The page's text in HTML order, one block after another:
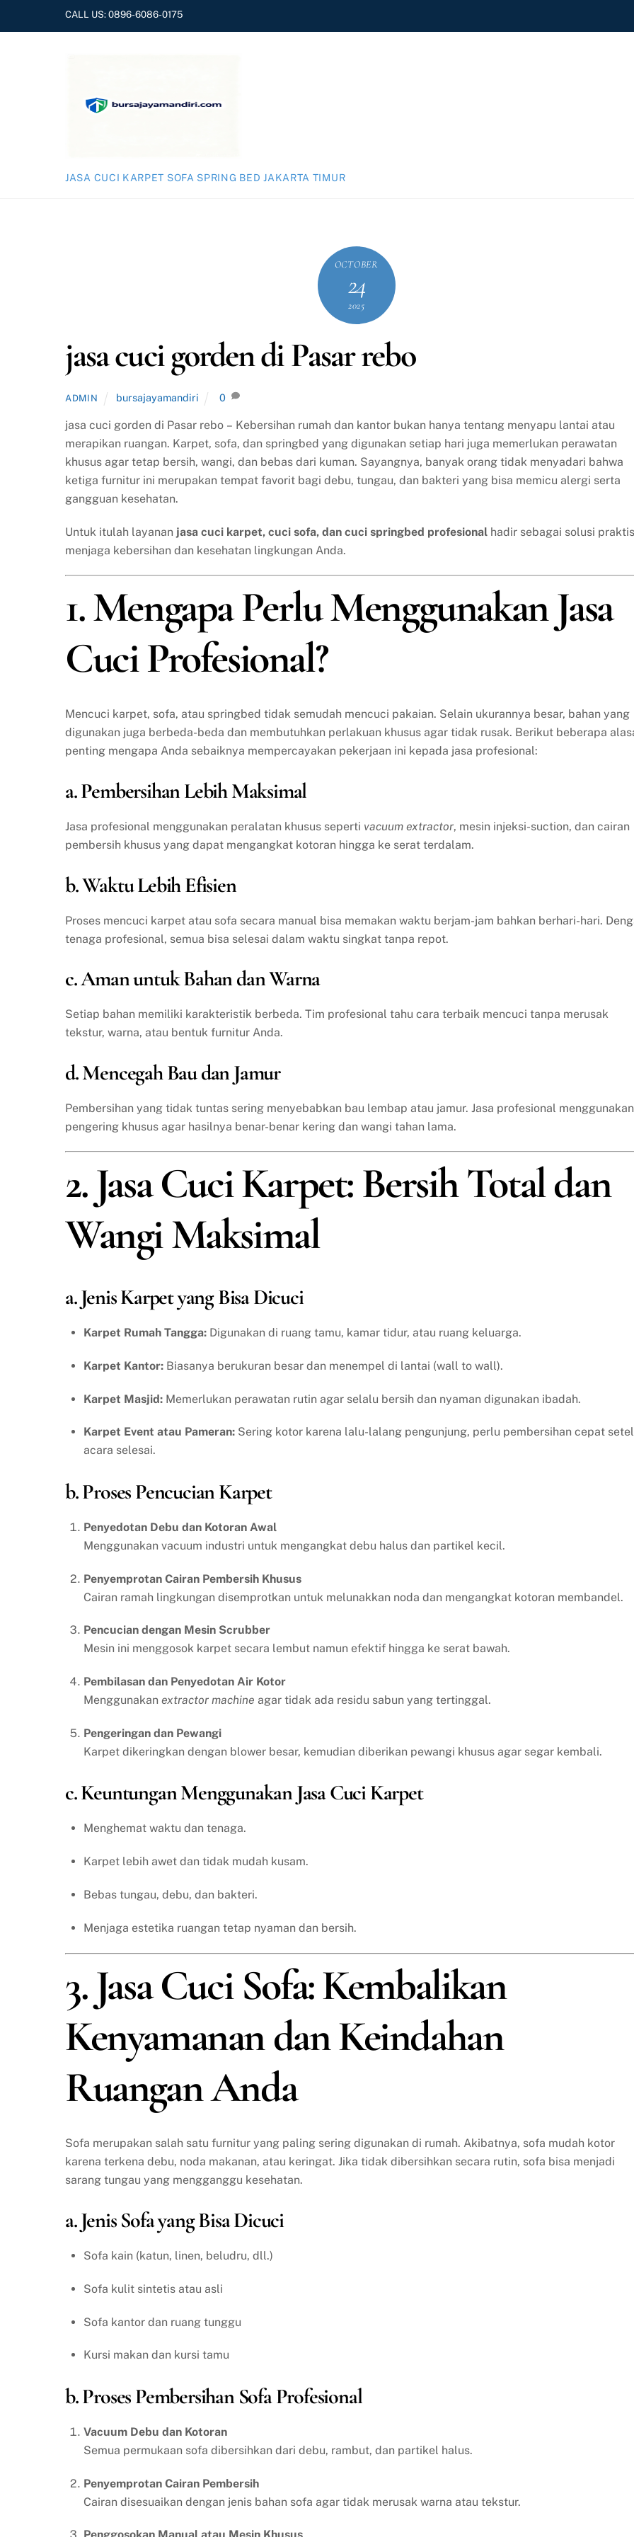
CALL US:0896-6086-0175
JASA CUCI KARPET SOFA SPRING BED JAKARTA TIMUR
OCTOBER
24
2025
jasa cuci gorden di Pasar rebo
ADMIN bursajayamandiri 0
jasa cuci gorden di Pasar rebo – Kebersihan rumah dan kantor bukan hanya tentang menyapu lantai atau
merapikan ruangan. Karpet, sofa, dan springbed yang digunakan setiap hari juga memerlukan perawatan
khusus agar tetap bersih, wangi, dan bebas dari kuman. Sayangnya, banyak orang tidak menyadari bahwa
ketiga furnitur ini merupakan tempat favorit bagi debu, tungau, dan bakteri yang bisa memicu alergi serta
gangguan kesehatan.
Untuk itulah layanan jasa cuci karpet, cuci sofa, dan cuci springbed profesional hadir sebagai solusi praktis
menjaga kebersihan dan kesehatan lingkungan Anda.
1. Mengapa Perlu Menggunakan Jasa
Cuci Profesional?
Mencuci karpet, sofa, atau springbed tidak semudah mencuci pakaian. Selain ukurannya besar, bahan yang
digunakan juga berbeda-beda dan membutuhkan perlakuan khusus agar tidak rusak. Berikut beberapa
penting mengapa Anda sebaiknya mempercayakan pekerjaan ini kepada jasa profesional:
a. Pembersihan Lebih Maksimal
Jasa profesional menggunakan peralatan khusus seperti vacuum extractor, mesin injeksi-suction, dan cairan
pembersih khusus yang dapat mengangkat kotoran hingga ke serat terdalam.
b. Waktu Lebih Efisien
Proses mencuci karpet atau sofa secara manual bisa memakan waktu berjam-jam bahkan berhari-hari.
tenaga profesional, semua bisa selesai dalam waktu singkat tanpa repot.
c. Aman untuk Bahan dan Warna
Setiap bahan memiliki karakteristik berbeda. Tim profesional tahu cara terbaik mencuci tanpa merusak
tekstur, warna, atau bentuk furnitur Anda.
d. Mencegah Bau dan Jamur
Pembersihan yang tidak tuntas sering menyebabkan bau lembap atau jamur. Jasa profesional menggunakan
pengering khusus agar hasilnya benar-benar kering dan wangi tahan lama.
2. Jasa Cuci Karpet: Bersih Total dan
Wangi Maksimal
a. Jenis Karpet yang Bisa Dicuci
Karpet Rumah Tangga:Digunakan di ruang tamu, kamar tidur, atau ruang keluarga.
Karpet Kantor:Biasanya berukuran besar dan menempel di lantai (wall to wall).
Karpet Masjid:Memerlukan perawatan rutin agar selalu bersih dan nyaman digunakan ibadah.
Karpet Event atau Pameran:Sering kotor karena lalu-lalang pengunjung, perlu pembersihan cepat
acara selesai.
b. Proses Pencucian Karpet
Penyedotan Debu dan Kotoran Awal
Menggunakan vacuum industri untuk mengangkat debu halus dan partikel kecil.
Penyemprotan Cairan Pembersih Khusus
Cairan ramah lingkungan disemprotkan untuk melunakkan noda dan mengangkat kotoran membandel.
Pencucian dengan Mesin Scrubber
Mesin ini menggosok karpet secara lembut namun efektif hingga ke serat bawah.
Pembilasan dan Penyedotan Air Kotor
Menggunakan extractor machine agar tidak ada residu sabun yang tertinggal.
Pengeringan dan Pewangi
Karpet dikeringkan dengan blower besar, kemudian diberikan pewangi khusus agar segar kembali.
c. Keuntungan Menggunakan Jasa Cuci Karpet
Menghemat waktu dan tenaga.
Karpet lebih awet dan tidak mudah kusam.
Bebas tungau, debu, dan bakteri.
Menjaga estetika ruangan tetap nyaman dan bersih.
3. Jasa Cuci Sofa: Kembalikan
Kenyamanan dan Keindahan
Ruangan Anda
Sofa merupakan salah satu furnitur yang paling sering digunakan di rumah. Akibatnya, sofa mudah kotor
karena terkena debu, noda makanan, atau keringat. Jika tidak dibersihkan secara rutin, sofa bisa menjadi
sarang tungau yang mengganggu kesehatan.
a. Jenis Sofa yang Bisa Dicuci
Sofa kain (katun, linen, beludru, dll.)
Sofa kulit sintetis atau asli
Sofa kantor dan ruang tunggu
Kursi makan dan kursi tamu
b. Proses Pembersihan Sofa Profesional
Vacuum Debu dan Kotoran
Semua permukaan sofa dibersihkan dari debu, rambut, dan partikel halus.
Penyemprotan Cairan Pembersih
Cairan disesuaikan dengan jenis bahan sofa agar tidak merusak warna atau tekstur.